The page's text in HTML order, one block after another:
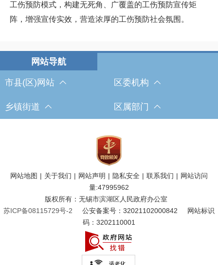
工伤预防模式，构建无死角、广覆盖的工伤预防宣传矩
阵，增强宣传实效，营造浓厚的工伤预防社会氛围。
市县(区)网站 区委机构
乡镇街道 区属部门
网站地图 | 关于我们 | 网站声明 | 隐私安全 | 联系我们 | 网站访问
量:47995962
版权所有：无锡市滨湖区人民政府办公室
苏ICP备08115729号-2
公安备案号：32021102000842
网站标识
码：3202110001